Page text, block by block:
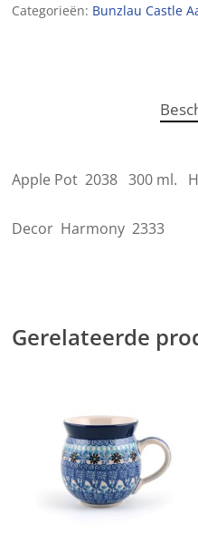
Categorieën: Bunzlau Castle
Apple Pot 2038 300 ml. H
Decor Harmony 2333
Gerelateerde